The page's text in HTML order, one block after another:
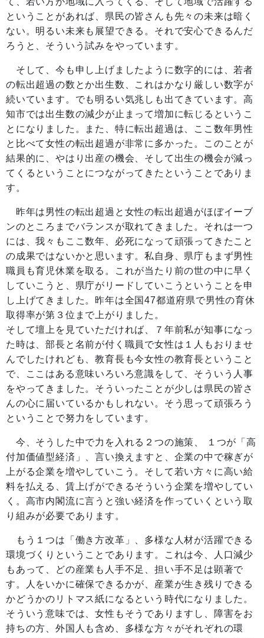
ということがあれば、県民の皆さんも先々の未来は暗く
ない。明るい未来も展望できる。それで安心できるんだ
ろうと、そういう試みをやっています。
そして、今も申し上げましたように数字的には、若者
の転出超過の数とか出生数、これはかなり厳しい数字が
続いています。でも明るい気兆しも出てきています。高
知市では出生数の減少が止まって増加に転じるというこ
とになりました。また、特に転出超過は、ここ数年男性
と比べて女性の転出超過が非常に多かった。このことが
結果的に、やはり出産の機会、そして出生の機会が減っ
てくるということにつながってきたということでありま
す。
昨年は男性の転出超過と女性の転出超過がほぼイーブ
ンのところまでバランスが取れてきました。それは一つ
には、我々もここ数年、必死になって頑張ってきたこと
の成果ではないかと思います。私自身、県庁もまず男性
職員も育児休業を取る。これが当たり前の世の中に早く
していこうと、県庁がリードしていこうということを申
し上げてきました。昨年は全国47都道府県で男性の育休
取得率が第３位まで上がりました。
そして壇上を見ていただければ、７年前私が知事になっ
た時は、部長と名前が付く職員で女性は１人もおりませ
んでしたけれども、教育長も今女性の教育長ということ
で、ここはある意味いろいろ意識をして、そういう人事
をやってきました。そういったことが少しは県民の皆さ
んの心に届いているかもしれない。そう思って頑張ろう
ということで努力をしています。
今、そうした中で力を入れる２つの施策、 １つが「高
付加価値型経済」、言い換えますと、企業の中で稼ぎが
上がる企業を増やしていこう。そして若い方々に高い給
料を払える、賃上げができるそういう企業を増やしてい
く。高市内閣流に言うと強い経済を作っていくという取
り組みが必要であります。
もう１つは「働き方改革」、多様な人材が活躍できる
環境づくりということであります。これは今、人口減少
もあって、どの産業も人手不足、担い手不足は顕著で
す。人をいかに確保できるかが、産業が生き残りできる
かどうかのリトマス紙になるという時代になりました。
そういう意味では、女性もそうでありますし、障害をお
持ちの方、外国人も含め、多様な方々がそれぞれの環